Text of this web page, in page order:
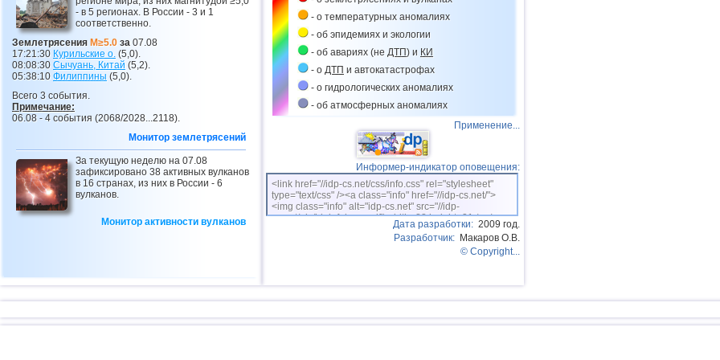
- в 5 регионах. В России - 3 и 1
соответственно.
Землетрясения M≥5.0 за 07.08
17:21:30 Курильские о. (5,0).
08:08:30 Сычуань, Китай (5,2).
05:38:10 Филиппины (5,0).
Всего 3 события.
Примечание:
06.08 - 4 события (2068/2028...2118).
Монитор землетрясений
За текущую неделю на 07.08
зафиксировано 38 активных вулканов
в 16 странах, из них в России - 6
вулканов.
Монитор активности вулканов
- о температурных аномалиях
- об эпидемиях и экологии
- об авариях (не ДТП) и КИ
- о ДТП и автокатастрофах
- о гидрологических аномалиях
- об атмосферных аномалиях
Применение...
Информер-индикатор оповещения:
<link href="//idp-cs.net/css/info.css" rel="stylesheet"
type="text/css" /><a class="info" href="//idp-cs.net/">
<img class="info" alt="idp-cs.net" src="//idp-
cs.net/pix/idpinfok_sm.gif" width=88 height=31 /></a>
Дата разработки: 2009 год.
Разработчик: Макаров О.В.
© Copyright...